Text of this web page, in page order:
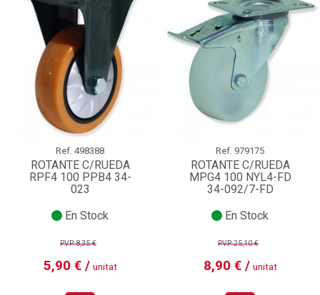
Ref. 498388
ROTANTE C/RUEDA
RPF4 100 PPB4 34-
023
En Stock
PVP:8,35 €
5,90 € / unitat
Ref. 979175
ROTANTE C/RUEDA
MPG4 100 NYL4-FD
34-092/7-FD
En Stock
PVP:25,10 €
8,90 € / unitat